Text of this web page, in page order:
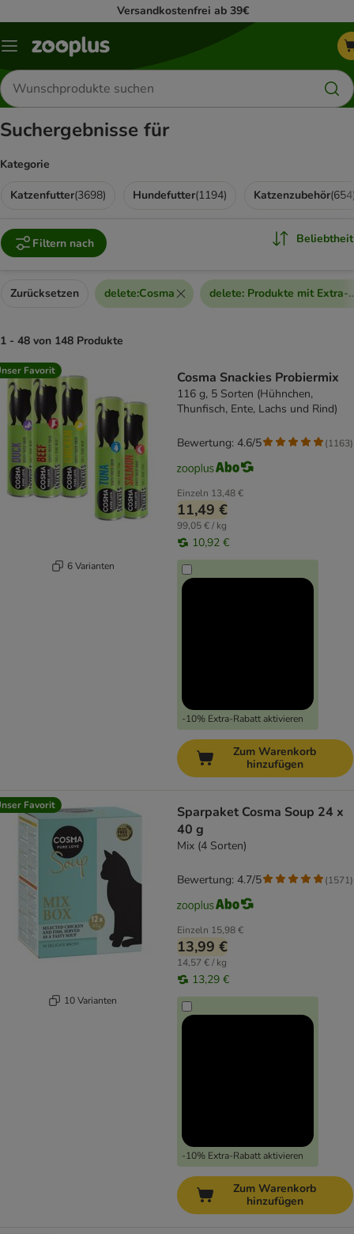
Versandkostenfrei ab 39€
Menü
Produkte
suchen
Suchergebnisse für
Kategorie
Katzenfutter(3698) Hundefutter(1194) Katzenzubehör(654
Filtern nach Beliebtheit
Zurücksetzen delete:Cosma delete: Produkte mit Extra-
1 - 48 von 148 Produkte
product items have been changed
Favorit
6 Varianten
Cosma Snackies Probiermix
116 g, 5 Sorten (Hühnchen,
Thunfisch, Ente, Lachs und Rind)
Einzeln 13,48 €
11,49 €
99,05 € / kg
10,92 €
-10% Extra-Rabatt aktivieren
Bewertung: 4.6/5 (1163)
Zum Warenkorb
hinzufügen
Favorit
10 Varianten
Sparpaket Cosma Soup 24 x
40 g
Mix (4 Sorten)
Einzeln 15,98 €
13,99 €
14,57 € / kg
13,29 €
-10% Extra-Rabatt aktivieren
Bewertung: 4.7/5 (1571)
Zum Warenkorb
hinzufügen